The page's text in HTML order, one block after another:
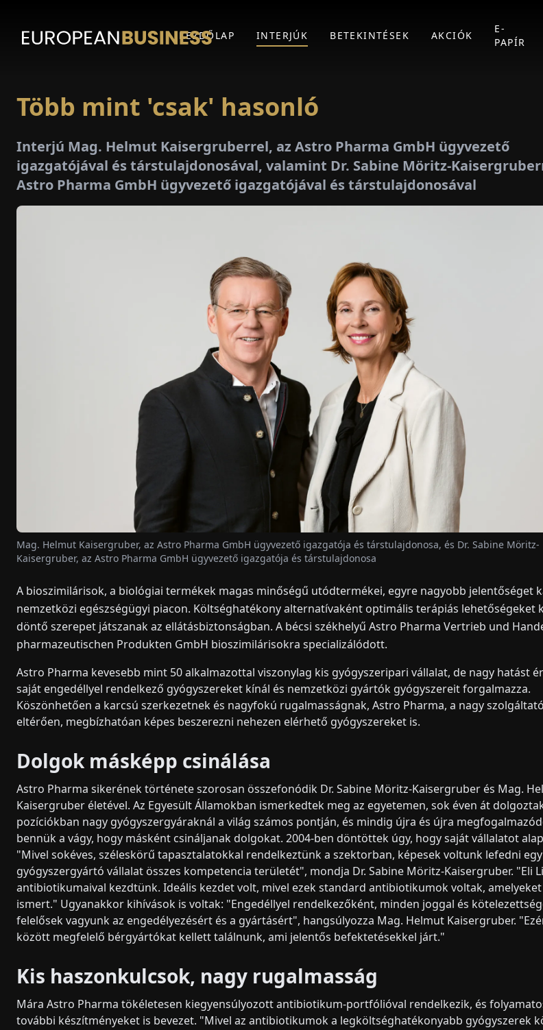
KEZDŐLAP INTERJÚK BETEKINTÉSEK AKCIÓK
E-
PAPÍR
Több mint 'csak' hasonló
Interjú Mag. Helmut Kaisergruberrel, az Astro Pharma GmbH ügyvezető
igazgatójával és társtulajdonosával, valamint Dr. Sabine Möritz-
Astro Pharma GmbH ügyvezető igazgatójával és társtulajdonosával
Mag. Helmut Kaisergruber, az Astro Pharma GmbH ügyvezető igazgatója és társtulajdonosa, és Dr. Sabine Möritz-
Kaisergruber, az Astro Pharma GmbH ügyvezető igazgatója és társtulajdonosa
A bioszimilárisok, a biológiai termékek magas minőségű utódtermékei, egyre nagyobb jelentőséget
nemzetközi egészségügyi piacon. Költséghatékony alternatívaként optimális terápiás lehetőségeket
döntő szerepet játszanak az ellátásbiztonságban. A bécsi székhelyű Astro Pharma Vertrieb und
pharmazeutischen Produkten GmbH bioszimilárisokra specializálódott.
Astro Pharma kevesebb mint 50 alkalmazottal viszonylag kis gyógyszeripari vállalat, de nagy hatást
saját engedéllyel rendelkező gyógyszereket kínál és nemzetközi gyártók gyógyszereit forgalmazza.
Köszönhetően a karcsú szerkezetnek és nagyfokú rugalmasságnak, Astro Pharma, a nagy
eltérően, megbízhatóan képes beszerezni nehezen elérhető gyógyszereket is.
Dolgok másképp csinálása
Astro Pharma sikerének története szorosan összefonódik Dr. Sabine Möritz-Kaisergruber és Mag.
Kaisergruber életével. Az Egyesült Államokban ismerkedtek meg az egyetemen, sok éven át
pozíciókban nagy gyógyszergyáraknál a világ számos pontján, és mindig újra és újra
bennük a vágy, hogy másként csináljanak dolgokat. 2004-ben döntöttek úgy, hogy saját vállalatot
"Mivel sokéves, széleskörű tapasztalatokkal rendelkeztünk a szektorban, képesek voltunk lefedni egy
gyógyszergyártó vállalat összes kompetencia területét", mondja Dr. Sabine Möritz-Kaisergruber. "Eli
antibiotikumaival kezdtünk. Ideális kezdet volt, mivel ezek standard antibiotikumok voltak,
ismert." Ugyanakkor kihívások is voltak: "Engedéllyel rendelkezőként, minden joggal és
felelősek vagyunk az engedélyezésért és a gyártásért", hangsúlyozza Mag. Helmut Kaisergruber.
között megfelelő bérgyártókat kellett találnunk, ami jelentős befektetésekkel járt."
Kis haszonkulcsok, nagy rugalmasság
Mára Astro Pharma tökéletesen kiegyensúlyozott antibiotikum-portfólióval rendelkezik, és
további készítményeket is bevezet. "Mivel az antibiotikumok a legköltséghatékonyabb gyógyszerek